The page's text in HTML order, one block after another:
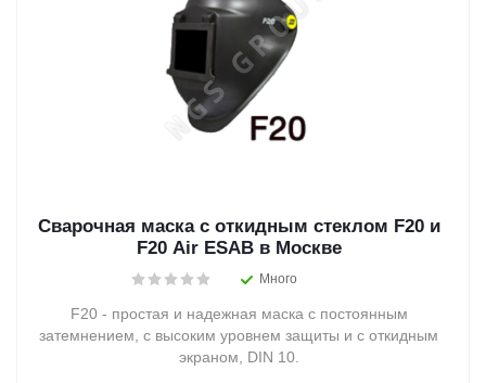
Сварочная маска с откидным стеклом F20 и
F20 Air ESAB в Москве
Много
F20 - простая и надежная маска с постоянным
затемнением, с высоким уровнем защиты и с откидным
экраном, DIN 10.